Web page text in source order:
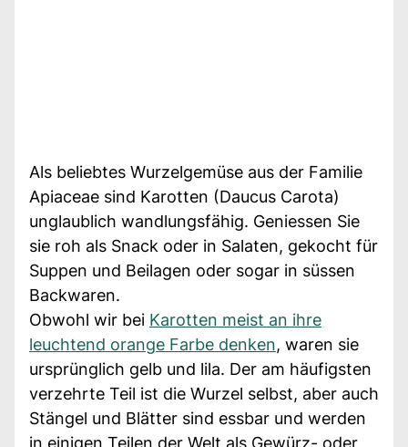
Als beliebtes Wurzelgemüse aus der Familie
Apiaceae sind Karotten (Daucus Carota)
unglaublich wandlungsfähig. Geniessen Sie
sie roh als Snack oder in Salaten, gekocht für
Suppen und Beilagen oder sogar in süssen
Backwaren.
Obwohl wir bei Karotten meist an ihre
leuchtend orange Farbe denken, waren sie
ursprünglich gelb und lila. Der am häufigsten
verzehrte Teil ist die Wurzel selbst, aber auch
Stängel und Blätter sind essbar und werden
in einigen Teilen der Welt als Gewürz- oder